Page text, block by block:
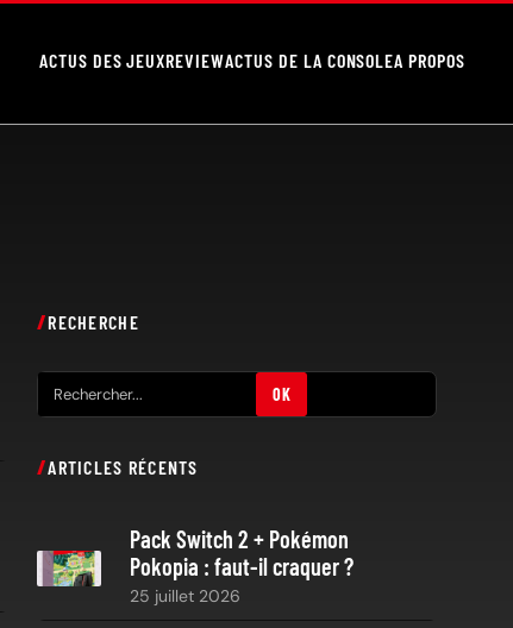
ACTUS DES JEUXREVIEWACTUS DE LA CONSOLEA PROPOS
RECHERCHE
e
h
OK
ARTICLES RÉCENTS
Pack Switch 2 + Pokémon
Pokopia : faut-il craquer ?
25 juillet 2026